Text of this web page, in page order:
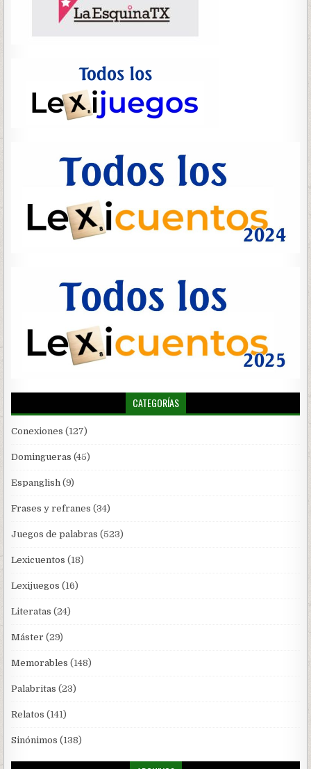
CATEGORÍAS
Conexiones (127)
Domingueras (45)
Espanglish (9)
Frases y refranes (34)
Juegos de palabras (523)
Lexicuentos (18)
Lexijuegos (16)
Literatas (24)
Máster (29)
Memorables (148)
Palabritas (23)
Relatos (141)
Sinónimos (138)